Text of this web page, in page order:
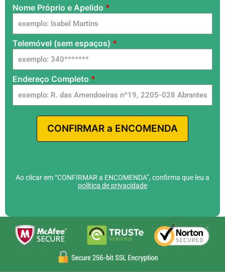
Affettatrice
- PT -
FlamyFox -
G dg
Nome Próprio e Apelido *
Telemóvel (sem espaços) *
Endereço Completo *
CONFIRMAR a ENCOMENDA
Ao clicar em “CONFIRMAR a ENCOMENDA”, confirma que leu a
política de privacidade